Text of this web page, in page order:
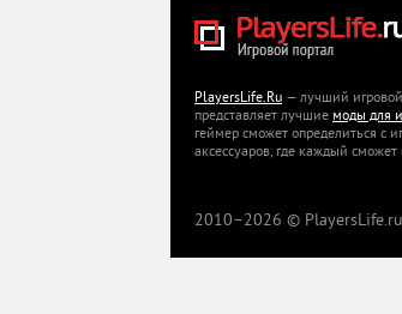
PlayersLife.Ru — лучший игровой
представляет лучшие моды для
геймер сможет определиться с
аксессуаров, где каждый
2010–2026 © PlayersLife.ru